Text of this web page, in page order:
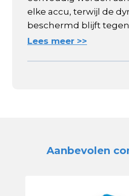
elke accu, terwijl de
beschermd blijft tegen
Lees meer >>
Aanbevolen